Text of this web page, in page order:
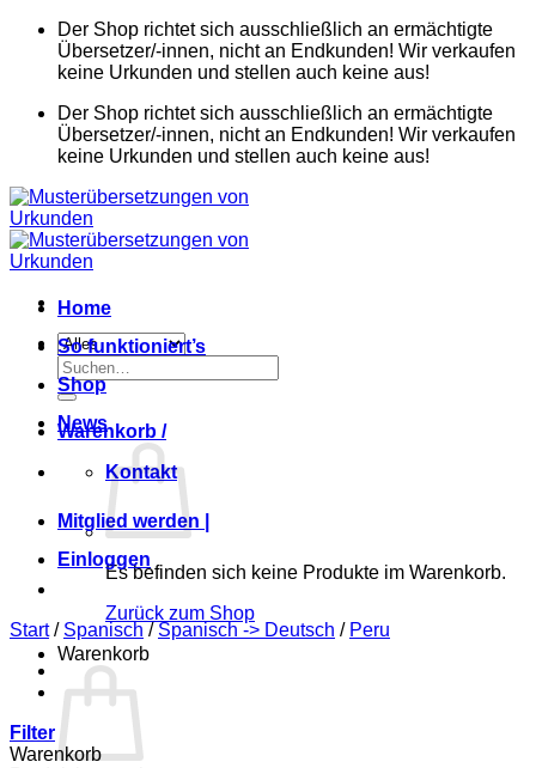
Zum
springen
Der Shop richtet sich ausschließlich an ermächtigte
Übersetzer/-innen, nicht an Endkunden! Wir verkaufen
keine Urkunden und stellen auch keine aus!
Der Shop richtet sich ausschließlich an ermächtigte
Übersetzer/-innen, nicht an Endkunden! Wir verkaufen
keine Urkunden und stellen auch keine aus!
Suchen
nach:
Warenkorb /
Es befinden sich keine Produkte im Warenkorb.
Zurück zum Shop
Warenkorb
Home
So funktioniert’s
Shop
News
Kontakt
Mitglied werden |
Einloggen
Start / Spanisch / Spanisch -> Deutsch / Peru
Filter
Warenkorb